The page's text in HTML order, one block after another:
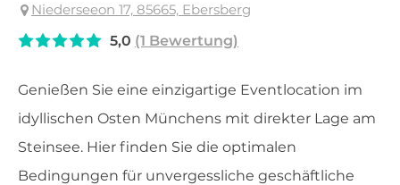
Niederseeon 17, 85665, Ebersberg
5,0 (1 Bewertung)
Genießen Sie eine einzigartige Eventlocation im
idyllischen Osten Münchens mit direkter Lage am
Steinsee. Hier finden Sie die optimalen
Bedingungen für unvergessliche geschäftliche